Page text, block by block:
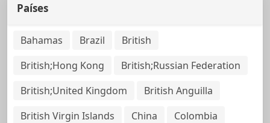
Países
Bahamas Brazil
British
British;Hong Kong
British;Russian Federation
British;United Kingdom
British Anguilla
British Virgin Islands
China
Colombia